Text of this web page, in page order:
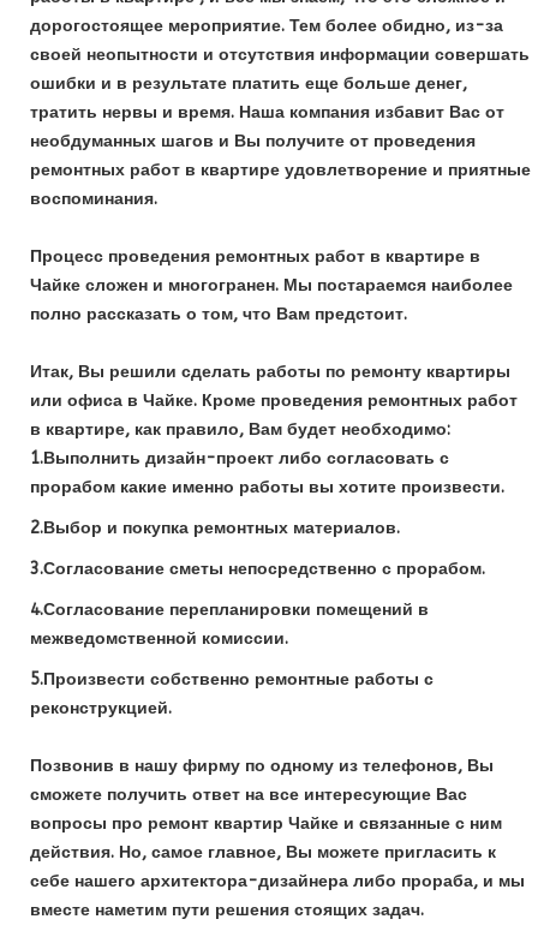
дорогостоящее мероприятие. Тем более обидно, из-за
своей неопытности и отсутствия информации совершать
ошибки и в результате платить еще больше денег,
тратить нервы и время. Наша компания избавит Вас от
необдуманных шагов и Вы получите от проведения
ремонтных работ в квартире удовлетворение и приятные
воспоминания.
Процесс проведения ремонтных работ в квартире в
Чайке сложен и многогранен. Мы постараемся наиболее
полно рассказать о том, что Вам предстоит.
Итак, Вы решили сделать работы по ремонту квартиры
или офиса в Чайке. Кроме проведения ремонтных работ
в квартире, как правило, Вам будет необходимо:
1.Выполнить дизайн-проект либо согласовать с
прорабом какие именно работы вы хотите произвести.
2.Выбор и покупка ремонтных материалов.
3.Согласование сметы непосредственно с прорабом.
4.Согласование перепланировки помещений в
межведомственной комиссии.
5.Произвести собственно ремонтные работы с
реконструкцией.
Позвонив в нашу фирму по одному из телефонов, Вы
сможете получить ответ на все интересующие Вас
вопросы про ремонт квартир Чайке и связанные с ним
действия. Но, самое главное, Вы можете пригласить к
себе нашего архитектора-дизайнера либо прораба, и мы
вместе наметим пути решения стоящих задач.